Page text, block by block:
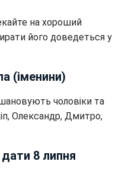
на хороший
його доведеться у
(іменини)
чоловіки та
Олександр, Дмитро,
8 липня